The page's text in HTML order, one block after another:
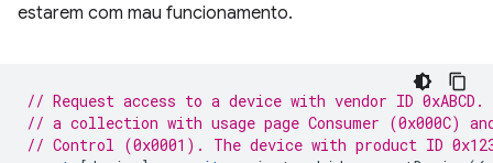
estarem com mau funcionamento.
// Request access to a device with vendor ID
// a collection with usage page Consumer (0x000C) and
// Control (0x0001). The device with product ID